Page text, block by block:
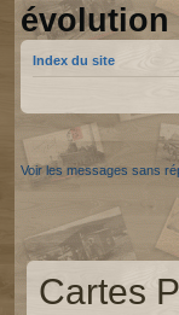
évolution
Index du site
Voir les messages sans
Cartes